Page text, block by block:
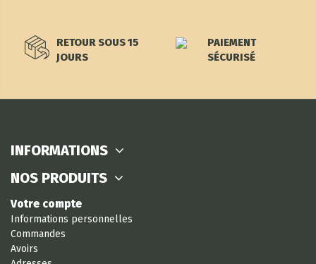
RETOUR SOUS 15
JOURS
PAIEMENT
SÉCURISÉ
INFORMATIONS
NOS PRODUITS
Votre compte
Informations personnelles
Commandes
Avoirs